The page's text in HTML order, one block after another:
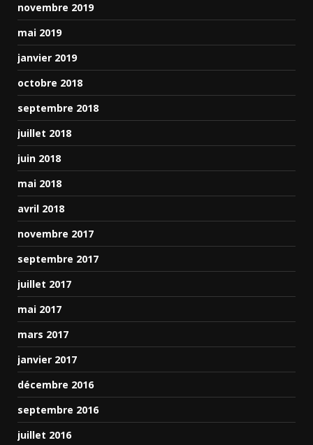
novembre 2019
mai 2019
janvier 2019
octobre 2018
septembre 2018
juillet 2018
juin 2018
mai 2018
avril 2018
novembre 2017
septembre 2017
juillet 2017
mai 2017
mars 2017
janvier 2017
décembre 2016
septembre 2016
juillet 2016